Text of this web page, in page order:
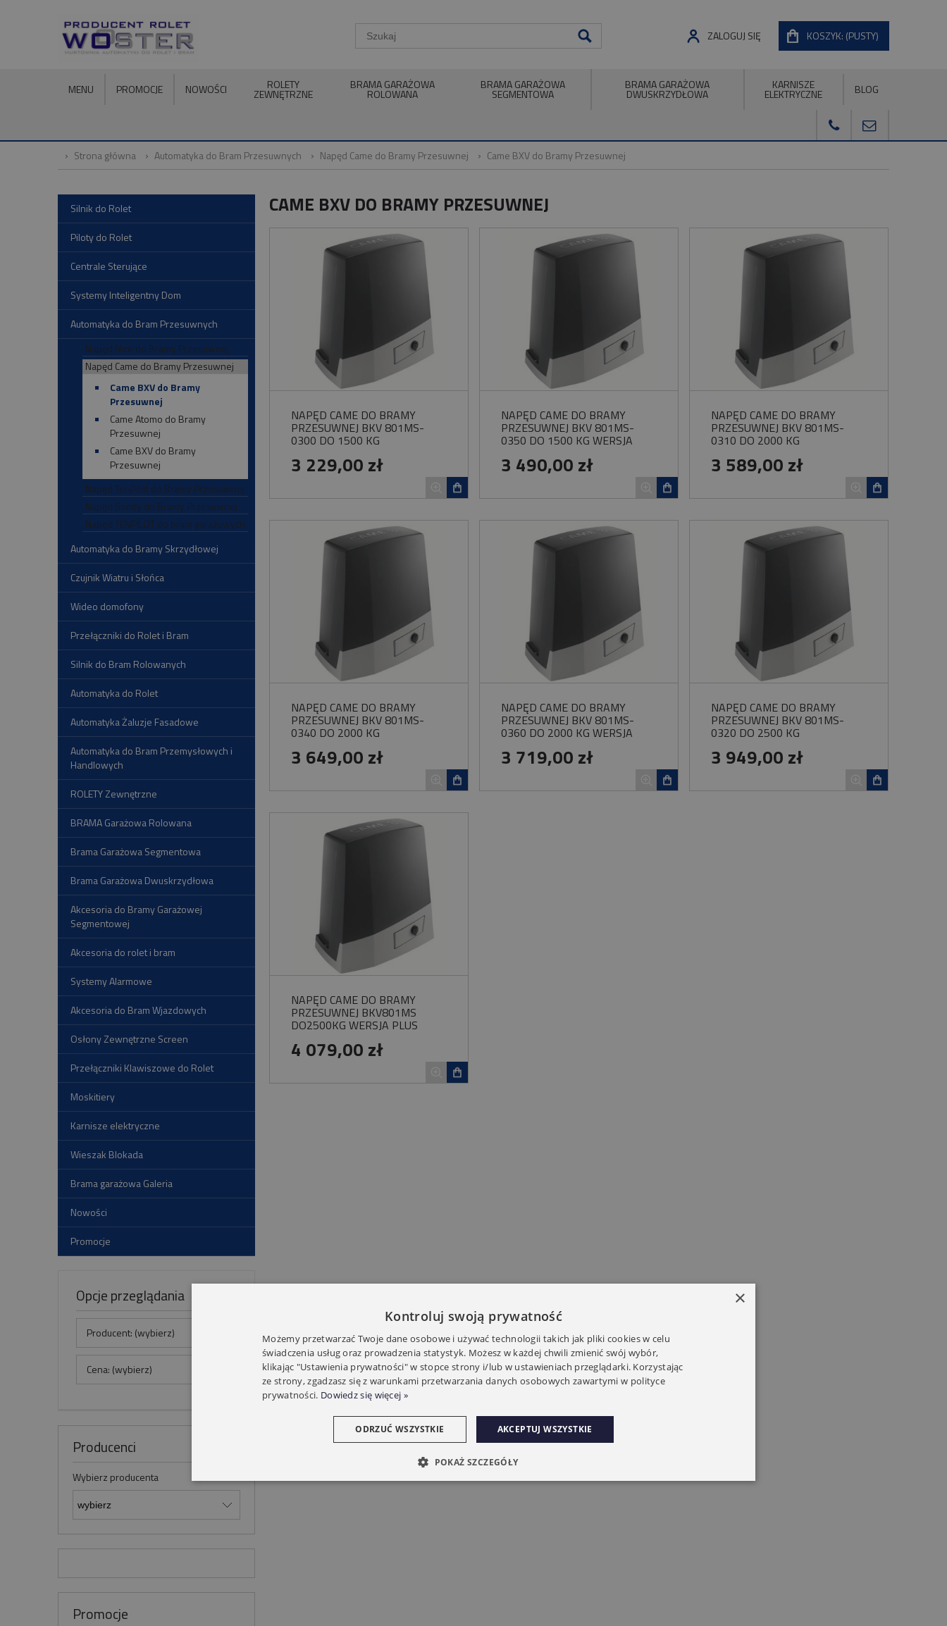
KOSZYK: (PUSTY)
ZALOGUJ SIĘ
MENU PROMOCJE NOWOŚCI ROLETY
ZEWNĘTRZNE
BRAMA GARAŻOWA
ROLOWANA
BRAMA GARAŻOWA
SEGMENTOWA
BRAMA GARAŻOWA
DWUSKRZYDŁOWA
KARNISZE
ELEKTRYCZNE BLOG
Strona główna Automatyka do Bram Przesuwnych Napęd Came do Bramy Przesuwnej Came BXV do Bramy Przesuwnej
Silnik do Rolet
Piloty do Rolet
Centrale Sterujące
Systemy Inteligentny Dom
Automatyka do Bram Przesuwnych
Napęd Nice do Bramy Przesuwnej
Napęd Came do Bramy Przesuwnej
Came BXV do Bramy
Przesuwnej
Came Atomo do Bramy
Przesuwnej
Came BXV do Bramy
Przesuwnej
Napęd TenPilot do Bramy Przesuwnej
Napęd Somfy do Bramy Przesuwnej
Napęd TENPILOT do bram garażowych
Automatyka do Bramy Skrzydłowej
Czujnik Wiatru i Słońca
Wideo domofony
Przełączniki do Rolet i Bram
Silnik do Bram Rolowanych
Automatyka do Rolet
Automatyka Żaluzje Fasadowe
Automatyka do Bram Przemysłowych i
Handlowych
ROLETY Zewnętrzne
BRAMA Garażowa Rolowana
Brama Garażowa Segmentowa
Brama Garażowa Dwuskrzydłowa
Akcesoria do Bramy Garażowej
Segmentowej
Akcesoria do rolet i bram
Systemy Alarmowe
Akcesoria do Bram Wjazdowych
Osłony Zewnętrzne Screen
Przełączniki Klawiszowe do Rolet
Moskitiery
Karnisze elektryczne
Wieszak Blokada
Brama garażowa Galeria
Nowości
Promocje
Opcje przeglądania
Producent: (wybierz)
Cena: (wybierz)
Producenci
Wybierz producenta
Promocje
CAME BXV DO BRAMY PRZESUWNEJ
NAPĘD CAME DO BRAMY
PRZESUWNEJ BKV 801MS-
0300 DO 1500 KG
3 229,00 zł
NAPĘD CAME DO BRAMY
PRZESUWNEJ BKV 801MS-
0350 DO 1500 KG WERSJA
3 490,00 zł
NAPĘD CAME DO BRAMY
PRZESUWNEJ BKV 801MS-
0310 DO 2000 KG
3 589,00 zł
NAPĘD CAME DO BRAMY
PRZESUWNEJ BKV 801MS-
0340 DO 2000 KG
3 649,00 zł
NAPĘD CAME DO BRAMY
PRZESUWNEJ BKV 801MS-
0360 DO 2000 KG WERSJA
3 719,00 zł
NAPĘD CAME DO BRAMY
PRZESUWNEJ BKV 801MS-
0320 DO 2500 KG
3 949,00 zł
NAPĘD CAME DO BRAMY
PRZESUWNEJ BKV801MS
DO2500KG WERSJA PLUS
4 079,00 zł
×
Kontroluj swoją prywatność
Możemy przetwarzać Twoje dane osobowe i używać technologii takich jak pliki cookies w celu
świadczenia usług oraz prowadzenia statystyk. Możesz w każdej chwili zmienić swój wybór,
klikając "Ustawienia prywatności" w stopce strony i/lub w ustawieniach przeglądarki. Korzystając
ze strony, zgadzasz się z warunkami przetwarzania danych osobowych zawartymi w polityce
prywatności. Dowiedz się więcej »
AKCEPTUJ WSZYSTKIE
ODRZUĆ WSZYSTKIE
POKAŻ SZCZEGÓŁY